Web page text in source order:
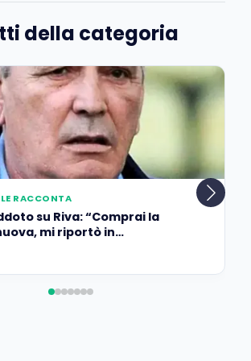
della categoria
RACCONTA
su Riva: “Comprai la
mi riportò in
per lasciarla…”